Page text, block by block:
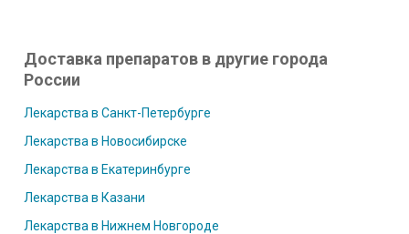
Доставка препаратов в другие города
России
Лекарства в Санкт-Петербурге
Лекарства в Новосибирске
Лекарства в Екатеринбурге
Лекарства в Казани
Лекарства в Нижнем Новгороде